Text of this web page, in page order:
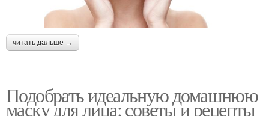
читать дальше →
Подобрать идеальную домашнюю
маску для лица: советы и рецепты